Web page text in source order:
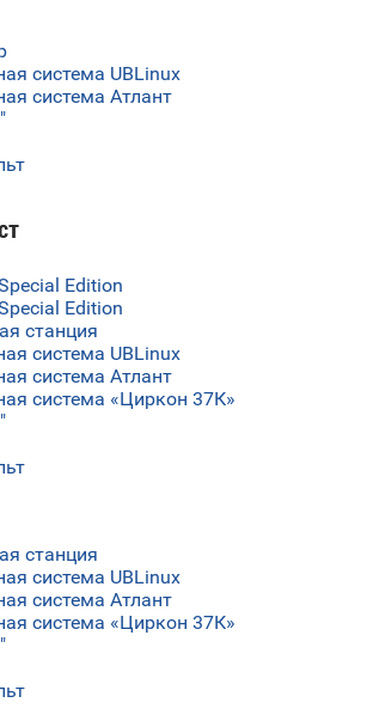
система UBLinux
система Атлант
Edition
Edition
станция
система UBLinux
система Атлант
система «Циркон 37К»
станция
система UBLinux
система Атлант
система «Циркон 37К»